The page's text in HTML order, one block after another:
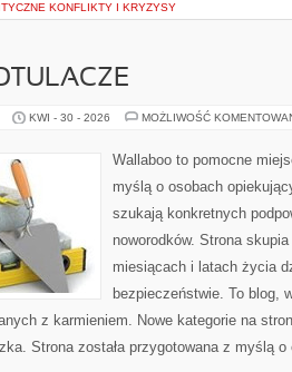
KONFLIKTY I KRYZYSY
KWI - 30 - 2026 MOŻLIWOŚĆ
Wallaboo to pomocne
myślą o osobach
szukają konkretnych
noworodków. Strona
miesiącach i latach życia
bezpieczeństwie. To blog,
z karmieniem. Nowe kategorie na
Strona została przygotowana z myślą